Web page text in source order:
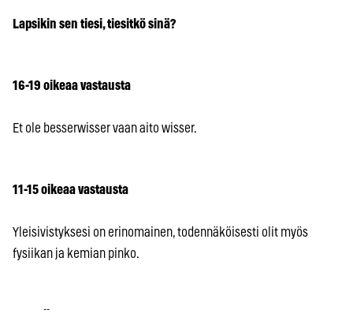
Lapsikin sen tiesi, tiesitkö sinä?
16-19 oikeaa vastausta
Et ole besserwisser vaan aito wisser.
11-15 oikeaa vastausta
Yleisivistyksesi on erinomainen, todennäköisesti olit myös
fysiikan ja kemian pinko.